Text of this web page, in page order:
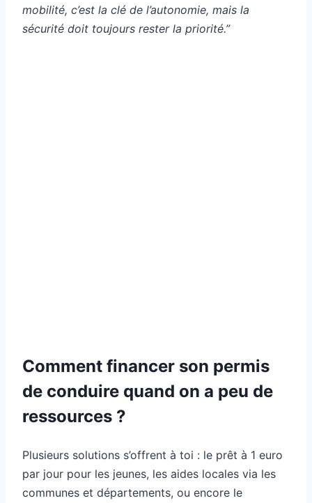
mobilité, c’est la clé de l’autonomie, mais la
sécurité doit toujours rester la priorité.”
Comment financer son permis
de conduire quand on a peu de
ressources ?
Plusieurs solutions s’offrent à toi : le prêt à 1 euro
par jour pour les jeunes, les aides locales via les
communes et départements, ou encore le